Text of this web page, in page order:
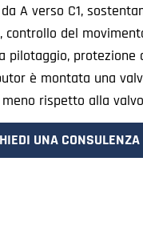
A verso C1,
controllo del
pilotaggio, protezione
è montata una
rispetto alla
UNA CONSULENZA